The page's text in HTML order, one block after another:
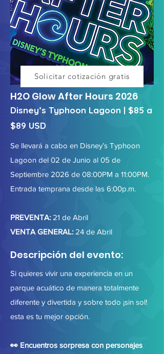
Solicitar cotización gratis
H2O Glow After Hours 2026
Disney’s Typhoon Lagoon | $85 a
$89 USD
Se llevará a cabo en Disney’s Typhoon
Lagoon del 02 de Junio al 05 de
Septiembre 2026 de 08:00PM a 11:00PM.
Entrada temprana desde las 6:00p.m.
PREVENTA: 21 de Abril
VENTA GENERAL: 24 de Abril
Descripción del evento:
Si quieres vivir una experiencia en un
parque acuático de manera totalmente
diferente y divertida y sobre todo ¡sin sol!
esta es tu mejor opción.
👀 Encuentros sorpresa con personajes